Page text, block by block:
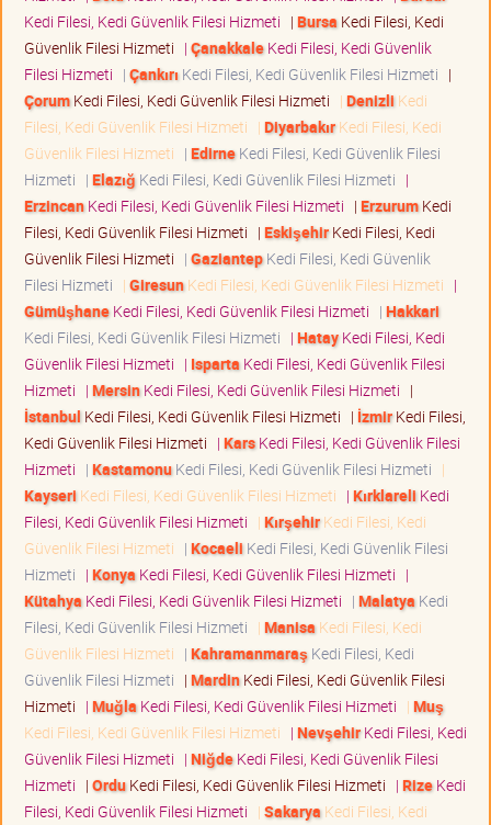
Kedi Filesi, Kedi Güvenlik Filesi Hizmeti | Bursa Kedi Filesi, Kedi
Güvenlik Filesi Hizmeti | ÇanakkaleKedi Filesi, Kedi Güvenlik
Filesi Hizmeti | Çankırı Kedi Filesi, Kedi Güvenlik Filesi Hizmeti |
ÇorumKedi Filesi, Kedi Güvenlik Filesi Hizmeti | Denizli Kedi
Filesi, Kedi Güvenlik Filesi Hizmeti | DiyarbakırKedi Filesi, Kedi
Güvenlik Filesi Hizmeti | EdirneKedi Filesi, Kedi Güvenlik Filesi
Hizmeti | Elazığ Kedi Filesi, Kedi Güvenlik Filesi Hizmeti |
ErzincanKedi Filesi, Kedi Güvenlik Filesi Hizmeti | ErzurumKedi
Filesi, Kedi Güvenlik Filesi Hizmeti | EskişehirKedi Filesi, Kedi
Güvenlik Filesi Hizmeti | GaziantepKedi Filesi, Kedi Güvenlik
Filesi Hizmeti | GiresunKedi Filesi, Kedi Güvenlik Filesi Hizmeti |
GümüşhaneKedi Filesi, Kedi Güvenlik Filesi Hizmeti | Hakkari
Kedi Filesi, Kedi Güvenlik Filesi Hizmeti | HatayKedi Filesi, Kedi
Güvenlik Filesi Hizmeti | Isparta Kedi Filesi, Kedi Güvenlik Filesi
Hizmeti | MersinKedi Filesi, Kedi Güvenlik Filesi Hizmeti |
İstanbul Kedi Filesi, Kedi Güvenlik Filesi Hizmeti | İzmirKedi Filesi,
Kedi Güvenlik Filesi Hizmeti | KarsKedi Filesi, Kedi Güvenlik Filesi
Hizmeti | KastamonuKedi Filesi, Kedi Güvenlik Filesi Hizmeti |
Kayseri Kedi Filesi, Kedi Güvenlik Filesi Hizmeti | Kırklareli Kedi
Filesi, Kedi Güvenlik Filesi Hizmeti | KırşehirKedi Filesi, Kedi
Güvenlik Filesi Hizmeti | Kocaeli Kedi Filesi, Kedi Güvenlik Filesi
Hizmeti | Konya Kedi Filesi, Kedi Güvenlik Filesi Hizmeti |
Kütahya Kedi Filesi, Kedi Güvenlik Filesi Hizmeti | Malatya Kedi
Filesi, Kedi Güvenlik Filesi Hizmeti | Manisa Kedi Filesi, Kedi
Güvenlik Filesi Hizmeti | Kahramanmaraş Kedi Filesi, Kedi
Güvenlik Filesi Hizmeti | MardinKedi Filesi, Kedi Güvenlik Filesi
Hizmeti | Muğla Kedi Filesi, Kedi Güvenlik Filesi Hizmeti | Muş
Kedi Filesi, Kedi Güvenlik Filesi Hizmeti | NevşehirKedi Filesi, Kedi
Güvenlik Filesi Hizmeti | NiğdeKedi Filesi, Kedi Güvenlik Filesi
Hizmeti | OrduKedi Filesi, Kedi Güvenlik Filesi Hizmeti | RizeKedi
Filesi, Kedi Güvenlik Filesi Hizmeti | Sakarya Kedi Filesi, Kedi